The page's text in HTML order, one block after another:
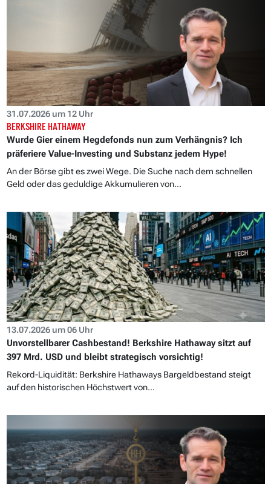
31.07.2026 um 12 Uhr
BERKSHIRE HATHAWAY
Wurde Gier einem Hegdefonds nun zum Verhängnis? Ich
präferiere Value-Investing und Substanz jedem Hype!
An der Börse gibt es zwei Wege. Die Suche nach dem schnellen
Geld oder das geduldige Akkumulieren von...
13.07.2026 um 06 Uhr
Unvorstellbarer Cashbestand! Berkshire Hathaway sitzt auf
397 Mrd. USD und bleibt strategisch vorsichtig!
Rekord-Liquidität: Berkshire Hathaways Bargeldbestand steigt
auf den historischen Höchstwert von...